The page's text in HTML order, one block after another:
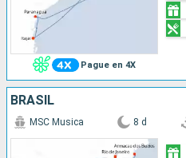
Pague en 4X
BRASIL
MSC Musica 8 d